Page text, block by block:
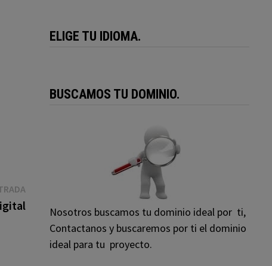
Entrada
siguiente:
ELIGE TU IDIOMA.
BUSCAMOS TU DOMINIO.
Nosotros buscamos tu dominio ideal por ti,
Contactanos y buscaremos por ti el dominio
ideal para tu proyecto.